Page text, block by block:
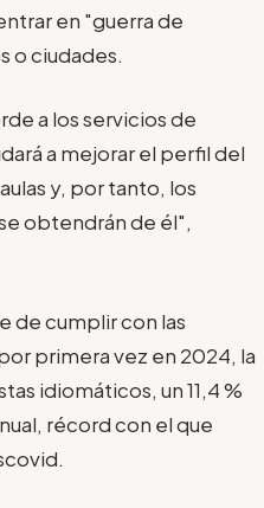
en "guerra de
o ciudades.
a los servicios de
a mejorar el perfil del
y, por tanto, los
obtendrán de él",
de cumplir con las
primera vez en 2024, la
idiomáticos, un 11,4 %
récord con el que